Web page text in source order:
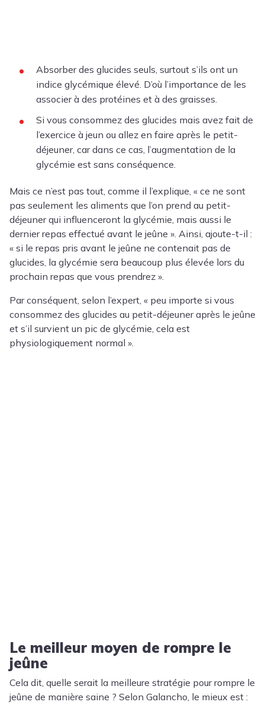
Absorber des glucides seuls, surtout s’ils ont un
indice glycémique élevé. D’où l’importance de les
associer à des protéines et à des graisses.
Si vous consommez des glucides mais avez fait de
l’exercice à jeun ou allez en faire après le petit-
déjeuner, car dans ce cas, l’augmentation de la
glycémie est sans conséquence.
Mais ce n’est pas tout, comme il l’explique, « ce ne sont
pas seulement les aliments que l’on prend au petit-
déjeuner qui influenceront la glycémie, mais aussi le
dernier repas effectué avant le jeûne ». Ainsi, ajoute-t-il :
« si le repas pris avant le jeûne ne contenait pas de
glucides, la glycémie sera beaucoup plus élevée lors du
prochain repas que vous prendrez ».
Par conséquent, selon l’expert, « peu importe si vous
consommez des glucides au petit-déjeuner après le jeûne
et s’il survient un pic de glycémie, cela est
physiologiquement normal ».
Le meilleur moyen de rompre le
jeûne
Cela dit, quelle serait la meilleure stratégie pour rompre le
jeûne de manière saine ? Selon Galancho, le mieux est :